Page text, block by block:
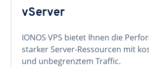
vServer
IONOS VPS bietet Ihnen die
starker Server-Ressourcen mit
und unbegrenztem Traffic.